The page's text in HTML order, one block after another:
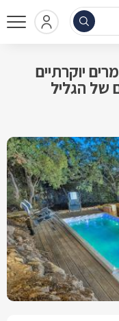
יוקרתיים
של הגליל